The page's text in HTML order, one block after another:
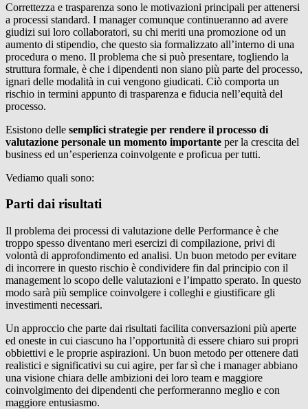
Correttezza e trasparenza sono le motivazioni principali per attenersi
a processi standard. I manager comunque continueranno ad avere
giudizi sui loro collaboratori, su chi meriti una promozione od un
aumento di stipendio, che questo sia formalizzato all’interno di una
procedura o meno. Il problema che si può presentare, togliendo la
struttura formale, è che i dipendenti non siano più parte del processo,
ignari delle modalità in cui vengono giudicati. Ciò comporta un
rischio in termini appunto di trasparenza e fiducia nell’equità del
processo.
Esistono delle semplici strategie per rendere il processo di
valutazione personale un momento importante per la crescita del
business ed un’esperienza coinvolgente e proficua per tutti.
Vediamo quali sono:
Parti dai risultati
Il problema dei processi di valutazione delle Performance è che
troppo spesso diventano meri esercizi di compilazione, privi di
volontà di approfondimento ed analisi. Un buon metodo per evitare
di incorrere in questo rischio è condividere fin dal principio con il
management lo scopo delle valutazioni e l’impatto sperato. In questo
modo sarà più semplice coinvolgere i colleghi e giustificare gli
investimenti necessari.
Un approccio che parte dai risultati facilita conversazioni più aperte
ed oneste in cui ciascuno ha l’opportunità di essere chiaro sui propri
obbiettivi e le proprie aspirazioni. Un buon metodo per ottenere dati
realistici e significativi su cui agire, per far sì che i manager abbiano
una visione chiara delle ambizioni dei loro team e maggiore
coinvolgimento dei dipendenti che performeranno meglio e con
maggiore entusiasmo.